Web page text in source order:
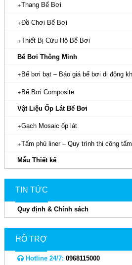
Thang Bể Bơi
Đồ Chơi Bể Bơi
Thiết Bị Cứu Hộ Bể Bơi
Bể Bơi Thông Minh
Bể bơi bạt – Báo giá bể bơi di động
Bể Bơi Composite
Vật Liệu Ốp Lát Bể Bơi
Gạch Mosaic ốp lát
Tấm phủ liner – Quy trình thi công
Mẫu Thiết kế
TIN TỨC
Quy định & Chính sách
HỖ TRỢ
Hotline 24/7: 0968115000